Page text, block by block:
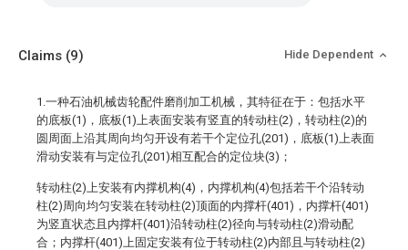
Claims (9) Hide Dependent
1.一种石油机械齿轮配件磨削加工机械，其特征在于：包括水平
的底板(1)，底板(1)上表面安装有竖直的转动柱(2)，转动柱(2)的
圆周面上沿其周向均匀开设有若干个定位孔(201)，底板(1)上表面
滑动安装有与定位孔(201)相互配合的定位块(3)；
转动柱(2)上安装有内撑机构(4)，内撑机构(4)包括若干个沿转动
柱(2)周向均匀安装在转动柱(2)顶面的内撑杆(401)，内撑杆(401)
为竖直状态且内撑杆(401)沿转动柱(2)径向与转动柱(2)滑动配
合；内撑杆(401)上固定安装有位于转动柱(2)内部且与转动柱(2)